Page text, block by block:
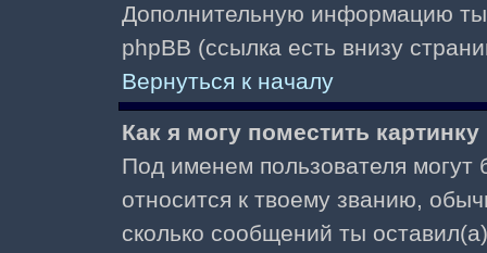
Дополнительную информацию
phpBB (ссылка есть внизу
Вернуться к началу
Как я могу поместить
Под именем пользователя могут
относится к твоему званию,
сколько сообщений ты